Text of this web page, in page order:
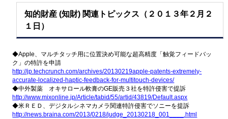
知的財産 (知財) 関連トピックス（２０１３年２月２
１日）
◆Apple、マルチタッチ用に位置決め可能な超高精度「触覚フ ィードバッ
ク」の特許を申請
http://jp.techcrunch.com/archives/20130219apple-patents-extremely-
accurate-localized-haptic-feedback-for-multitouch-devices/
◆中外製薬 オキサロール軟膏のGE販売３社を特許侵害で提訴
http://www.mixonline.jp/Article/tabid/55/artid/43819/Default.aspx
◆米ＲＥＤ、デジタルシネマカメラ関連特許侵害でソニーを提訴
http://news.braina.com/2013/0218/judge_20130218_001____.html